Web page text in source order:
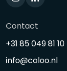
Contact
+31 85 049 81 10
info@coloo.nl